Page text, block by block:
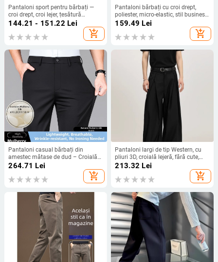
Pantaloni sport pentru bărbați —
croi drept, croi lejer, țesătură
catifelată, fibre Cupro, iarnă
144.21 - 151.22 Lei
add_shopping_cart
Pantaloni bărbați cu croi drept,
poliester, micro-elastic, stil business
casual lejer, primăvară–toamnă
159.49 Lei
add_shopping_cart
Pantaloni casual bărbați din
amestec mătase de dud – Croială
lejeră, Micro-elastici, Respirabili,
264.71 Lei
add_shopping_cart
Pantaloni largi de tip Western, cu
pliuri 3D, croială lejeră, fără cute,
100% poliester, toamnă
213.32 Lei
add_shopping_cart